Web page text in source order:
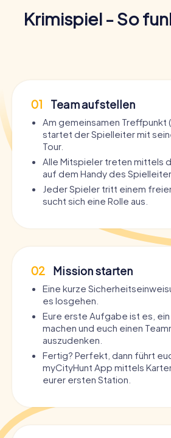
Krimispiel - So
01 Team aufstellen
Am gemeinsamen Treffpunkt
startet der Spielleiter mit
Tour.
Alle Mitspieler treten mittels
auf dem Handy des
Jeder Spieler tritt einem
sucht sich eine Rolle aus.
02 Mission starten
Eine kurze
es losgehen.
Eure erste Aufgabe ist es,
machen und euch einen
auszudenken.
Fertig? Perfekt, dann führt
myCityHunt App mittels
eurer ersten Station.